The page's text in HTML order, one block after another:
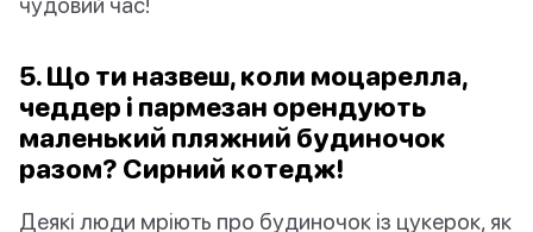
5. Що ти назвеш, коли моцарелла,
чеддер і пармезан орендують
маленький пляжний будиночок
разом? Сирний котедж!
Деякі люди мріють про будиночок із цукерок, як